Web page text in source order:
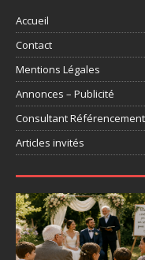
Accueil
Contact
Mentions Légales
Annonces – Publicité
Consultant Référencement
Articles invités